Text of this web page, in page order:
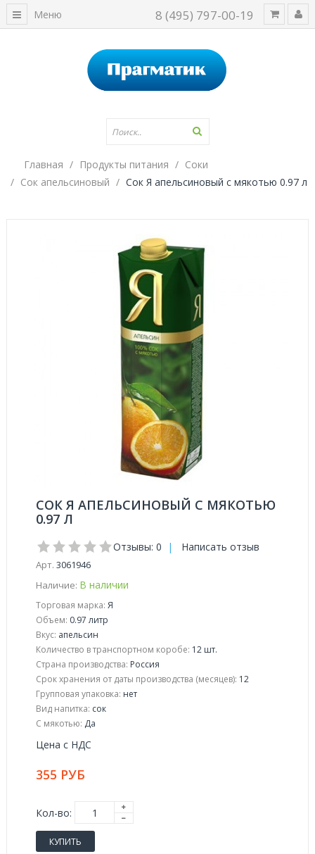
8 (495) 797-00-19
Меню
Главная Продукты питания
Соки
Сок апельсиновый
Сок Я апельсиновый с мякотью 0.97 л
СОК Я АПЕЛЬСИНОВЫЙ С МЯКОТЬЮ
0.97 Л
Отзывы: 0 | Написать отзыв
Арт. 3061946
Наличие: В наличии
Торговая марка: Я
Объем: 0.97 литр
Вкус: апельсин
Количество в транспортном коробе: 12 шт.
Страна производства: Россия
Срок хранения от даты производства (месяцев): 12
Групповая упаковка: нет
Вид напитка: сок
С мякотью: Да
Цена с НДС
355 РУБ
Кол-во:
КУПИТЬ